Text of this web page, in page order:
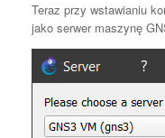
Teraz przy wstawianiu
jako serwer maszynę